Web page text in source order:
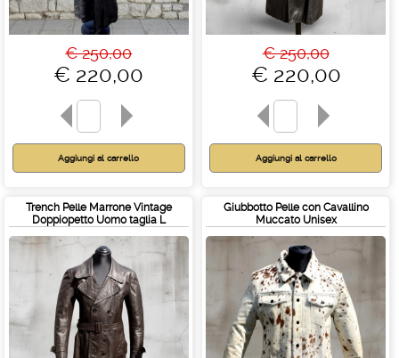
€ 250,00
€ 220,00
€ 250,00
€ 220,00
Trench Pelle Marrone Vintage
Doppiopetto Uomo taglia L
Giubbotto Pelle con Cavallino
Muccato Unisex